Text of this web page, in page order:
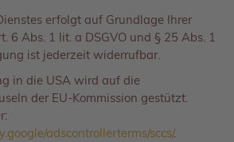
erfolgt auf Grundlage Ihrer
6 Abs. 1 lit. a DSGVO und § 25 Abs. 1
ist jederzeit widerrufbar.
in die USA wird auf die
der EU-Kommission gestützt.
adscontrollerterms/sccs/.